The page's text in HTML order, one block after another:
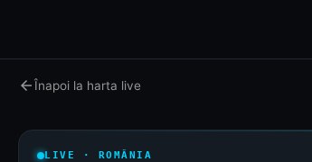
arrow_backÎnapoi la harta live
LIVE · ROMÂNIA